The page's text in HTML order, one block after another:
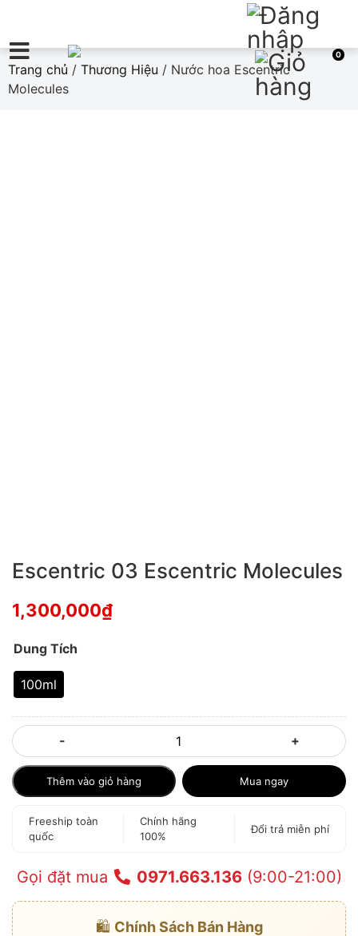
0
Trang chủ / Thương Hiệu / Nước hoa Escentric
Molecules
Escentric 03 Escentric Molecules
1,300,000₫
Dung Tích
100ml
- +
Thêm vào giỏ hàng Mua ngay
Freeship toàn
quốc
Chính hãng
100%
Đổi trả miễn phí
Gọi đặt mua 0971.663.136(9:00-21:00)
🛍️ Chính Sách Bán Hàng